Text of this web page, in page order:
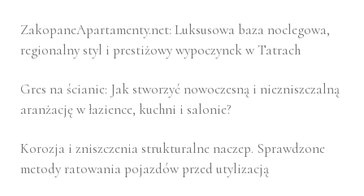
ZakopaneApartamenty.net: Luksusowa baza noclegowa,
regionalny styl i prestiżowy wypoczynek w Tatrach
Gres na ścianie: Jak stworzyć nowoczesną i niezniszczalną
aranżację w łazience, kuchni i salonie?
Korozja i zniszczenia strukturalne naczep. Sprawdzone
metody ratowania pojazdów przed utylizacją